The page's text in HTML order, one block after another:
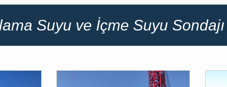
Suyu ve İçme Suyu Sondajı